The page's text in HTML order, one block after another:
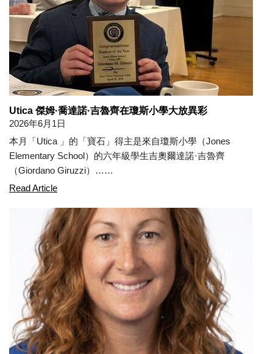
Utica 傑姆·喬達諾·吉魯齊在瓊斯小學大放異彩
2026年6月1日
本月「Utica 」的「寶石」得主是來自瓊斯小學（Jones
Elementary School）的六年級學生吉奧爾達諾·吉魯齊
（Giordano Giruzzi）……
Read ArticleUtica Gem Giordano Giruzzi Shines Bright at Jones